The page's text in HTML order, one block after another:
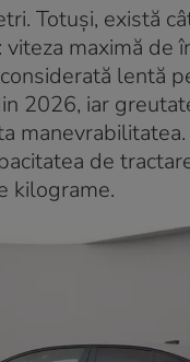
Totuși, există
maximă de
lentă
2026, iar
de
kilograme.